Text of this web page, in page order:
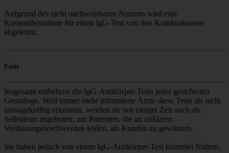
Aufgrund des nicht nachweisbaren Nutzens wird eine
Kostenübernahme für einen IgG-Test von den Krankenkassen
abgelehnt.
Fazit
Insgesamt entbehren die IgG-Antikörper-Tests jeder gesicherten
Grundlage. Weil immer mehr informierte Ärzte diese Tests als nicht
aussagekräftig erkennen, werden sie seit einiger Zeit auch als
Selbsttests angeboten, um Patienten, die an unklaren
Verdauungsbeschwerden leiden, als Kunden zu gewinnen.
Sie haben jedoch von einem IgG-Antikörper-Test keinerlei Nutzen.